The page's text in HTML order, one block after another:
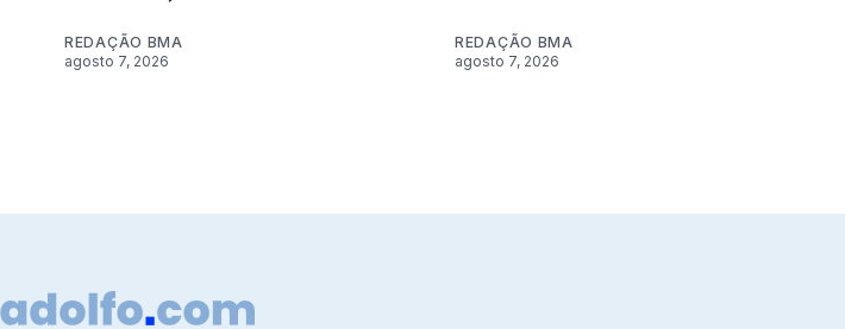
REDAÇÃO BMA
agosto 7, 2026
REDAÇÃO BMA
agosto 7, 2026